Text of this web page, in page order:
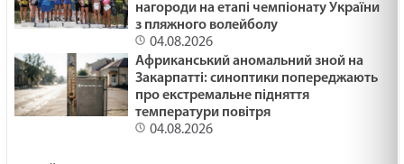
нагороди на етапі чемпіонату України
з пляжного волейболу
04.08.2026
Африканський аномальний зной на
Закарпатті: синоптики попереджають
про екстремальне підняття
температури повітря
04.08.2026